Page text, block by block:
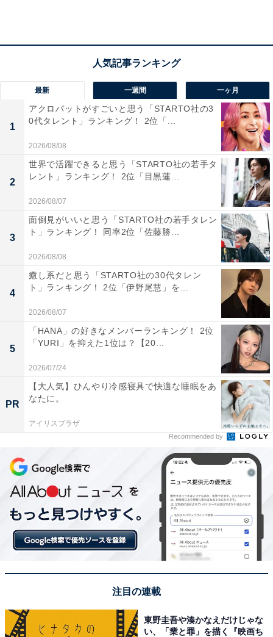
第2位：ジェンダー・LGBTQ＋（38.9%）
世界中で格差是正が進む「ジェンダー・LGBTQ＋」が第
2位にランクイン。高校生からの関心も高いことが分か
りました。日々の暮らしの中でジェンダーバイアスや男
女格差を感じたことが、関心を示すきっかけにもなって
いるかもしれません。
「ジェンダー問題はSDGsにも掲げられている問題の1つ
であるし、同性結婚・恋愛は世界と比べて、日本はとて
も遅れていると思う」「まだ男性がメイクなんて、化粧
品を買うなんてっていう意見があるので、それを減らせ
るような、無くせるような政策がどうなっていくのか気
になりました」と、日本の遅れを指摘する声も。今後ま
すます注目されそうな分野です。
第1位：新型コロナウイルス対策（40.3%）
「新型コロナウイルス対策」が第1位となりました。高
増え、より今後の対策が気になるところ。「新型コロナ
ウイルスについての具体的な政策が知りたいから」とい
う意見が寄せられています。ワクチン接種やマスク装着
最新 一週間 一ヶ月
1
アクロバットがすごいと思う「STARTO社の3
0代タレント」ランキング！ 2位「...
2026/08/08
2
世界で活躍できると思う「STARTO社の若手タ
レント」ランキング！ 2位「目黒蓮...
2026/08/07
3
面倒見がいいと思う「STARTO社の若手タレン
ト」ランキング！ 同率2位「佐藤勝...
2026/08/08
4
癒し系だと思う「STARTO社の30代タレン
ト」ランキング！ 2位「伊野尾慧」を...
2026/08/07
5
「HANA」の好きなメンバーランキング！ 2位
「YURI」を抑えた1位は？【20...
2026/07/24
PR
【大人気】ひんやり冷感寝具で快適な睡眠をあ
なたに。
アイリスプラザ
Recommended by
注目の連載
東野圭吾や湊かなえだけじゃな
い、「業と罪」を描く『映画ち